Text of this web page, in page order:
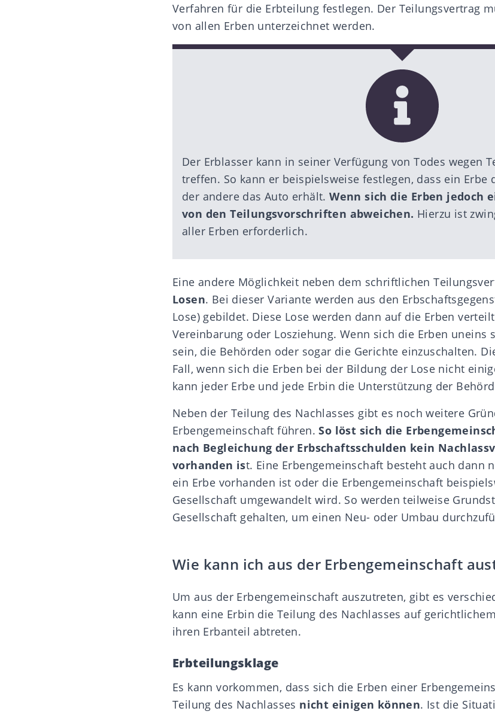
Verfahren für die Erbteilung festlegen. Der Teilungsvertrag
von allen Erben unterzeichnet werden.
Der Erblasser kann in seiner Verfügung von Todes wegen
treffen. So kann er beispielsweise festlegen, dass ein Erbe
der andere das Auto erhält.Wenn sich die Erben jedoch
von den Teilungsvorschriften abweichen. Hierzu ist
aller Erben erforderlich.
Eine andere Möglichkeit neben dem schriftlichen
Losen. Bei dieser Variante werden aus den
Lose) gebildet. Diese Lose werden dann auf die Erben
Vereinbarung oder Losziehung. Wenn sich die Erben uneins
sein, die Behörden oder sogar die Gerichte einzuschalten.
Fall, wenn sich die Erben bei der Bildung der Lose nicht
kann jeder Erbe und jede Erbin die Unterstützung der
Neben der Teilung des Nachlasses gibt es noch weitere
Erbengemeinschaft führen.So löst sich die
nach Begleichung der Erbschaftsschulden kein
vorhanden ist. Eine Erbengemeinschaft besteht auch dann
ein Erbe vorhanden ist oder die Erbengemeinschaft
Gesellschaft umgewandelt wird. So werden teilweise
Gesellschaft gehalten, um einen Neu- oder Umbau
Wie kann ich aus der Erbengemeinschaft
Um aus der Erbengemeinschaft auszutreten, gibt es
kann eine Erbin die Teilung des Nachlasses auf
ihren Erbanteil abtreten.
Erbteilungsklage
Es kann vorkommen, dass sich die Erben einer
Teilung des Nachlasses nicht einigen können. Ist die